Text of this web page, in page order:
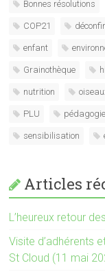
Bonnes résolutions
COP21
enfant
Grainothèque
nutrition
PLU pédagogie
sensibilisation
Articles
L’heureux retour
Visite d’adhérents
St Cloud (11 mai